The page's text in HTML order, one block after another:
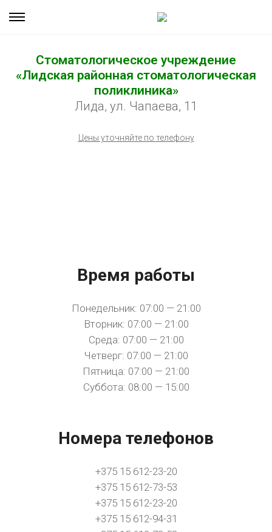
Стоматологическое учреждение
«Лидская районная стоматологическая
поликлиника»
Лида, ул. Чапаева, 11
Цены уточняйте по телефону
Время работы
Понедельник: 07:00 — 21:00
Вторник: 07:00 — 21:00
Среда: 07:00 — 21:00
Четверг: 07:00 — 21:00
Пятница: 07:00 — 21:00
Суббота: 08:00 — 15:00
Номера телефонов
+375 15 612-23-20
+375 15 612-73-53
+375 15 612-23-20
+375 15 612-94-31